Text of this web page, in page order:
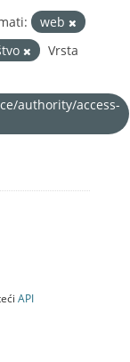
web
Vrsta
authority/access-
API